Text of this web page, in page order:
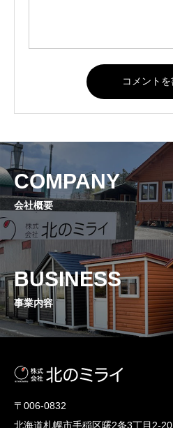
COMPANY
会社概要
BUSINESS
事業内容
〒006-0832
北海道札幌市手稲区曙2条3丁目2-20